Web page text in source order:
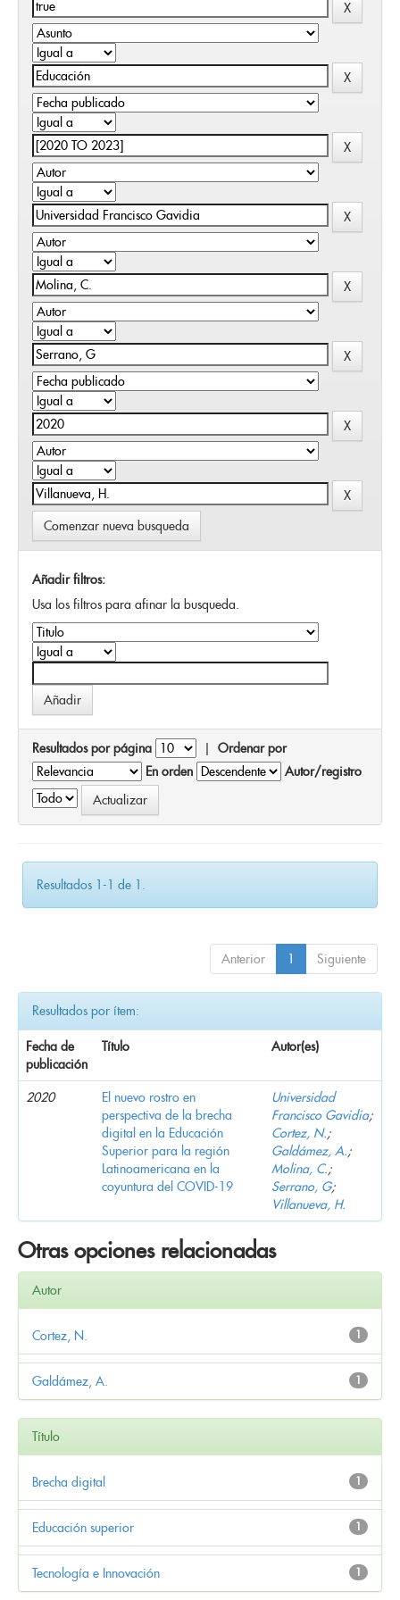
Comenzar nueva busqueda
Añadir filtros:
Usa los filtros para afinar la busqueda.
Resultados por página | Ordenar por
En orden
Autor/registro
Resultados 1-1 de 1.
Anterior 1 Siguiente
Resultados por ítem:
Fecha de
publicación
Título Autor(es)
2020
El nuevo rostro en
perspectiva de la brecha
digital en la Educación
Superior para la región
Latinoamericana en la
coyuntura del COVID-19
Universidad
Francisco Gavidia;
Cortez, N.;
Galdámez, A.;
Molina, C.;
Serrano, G;
Villanueva, H.
Otras opciones relacionadas
Autor
1
Cortez, N.
1
Galdámez, A.
Título
1
Brecha digital
1
Educación superior
1
Tecnología e Innovación